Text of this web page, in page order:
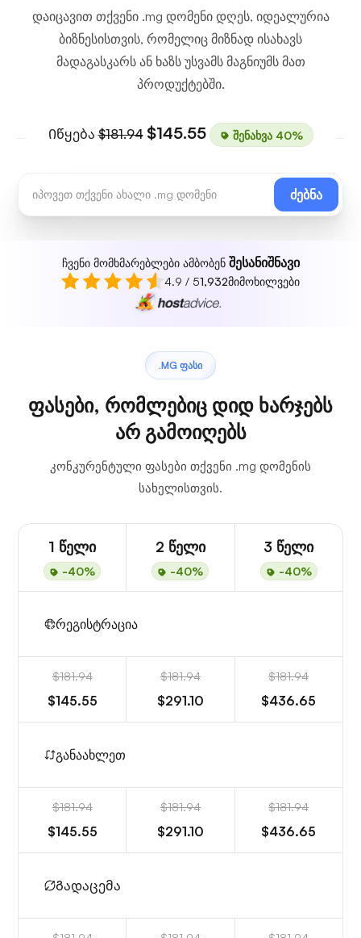
დაიცავით თქვენი .mg დომენი დღეს, იდეალურია
ბიზნესისთვის, რომელიც მიზნად ისახავს
მადაგასკარს ან ხაზს უსვამს მაგნიუმს მათ
პროდუქტებში.
Იწყება$181.94 $145.55 შენახვა 40%
ძებნა
ჩვენი მომხმარებლები ამბობენ შესანიშნავი
4.9 / 51,932მიმოხილვები
.MG ᲤᲐᲡᲘ
ფასები, რომლებიც დიდ ხარჯებს
არ გამოიღებს
კონკურენტული ფასები თქვენი .mg დომენის
სახელისთვის.
1 წელი
-40%
2 წელი
-40%
3 წელი
-40%
რეგისტრაცია
$181.94
$145.55
$181.94
$291.10
$181.94
$436.65
განაახლეთ
$181.94
$145.55
$181.94
$291.10
$181.94
$436.65
Გადაცემა